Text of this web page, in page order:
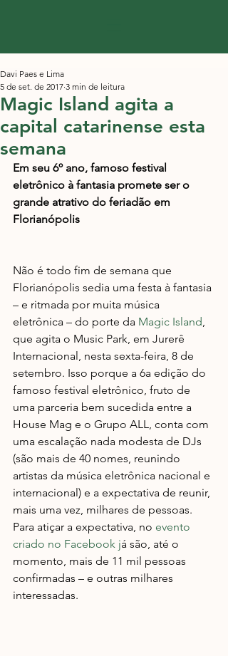
Magic Island agita a
capital catarinense esta
semana
Davi Paes e Lima
5 de set. de 2017 3 min de leitura
Em seu 6º ano, famoso festival
eletrônico à fantasia promete ser o
grande atrativo do feriadão em
Florianópolis
Não é todo fim de semana que
Florianópolis sedia uma festa à fantasia
– e ritmada por muita música
eletrônica – do porte da Magic Island,
que agita o Music Park, em Jurerê
Internacional, nesta sexta-feira, 8 de
setembro. Isso porque a 6a edição do
famoso festival eletrônico, fruto de
uma parceria bem sucedida entre a
House Mag e o Grupo ALL, conta com
uma escalação nada modesta de DJs
(são mais de 40 nomes, reunindo
artistas da música eletrônica nacional e
internacional) e a expectativa de reunir,
mais uma vez, milhares de pessoas.
Para atiçar a expectativa, no evento
criado no Facebook já são, até o
momento, mais de 11 mil pessoas
confirmadas – e outras milhares
interessadas.